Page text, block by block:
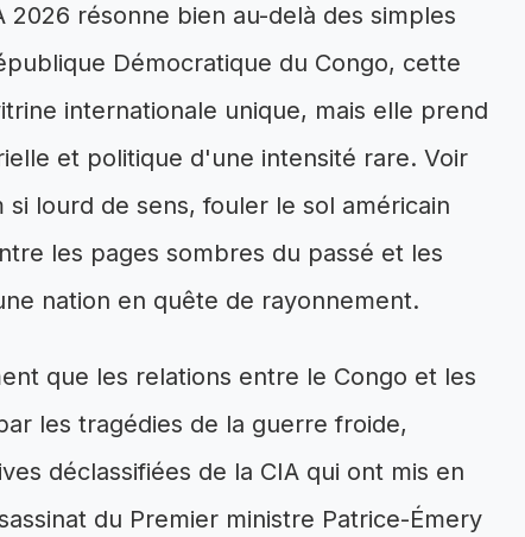
2026 résonne bien au-delà des simples
Démocratique du Congo, cette
internationale unique, mais elle prend
et politique d'une intensité rare. Voir
lourd de sens, fouler le sol américain
les pages sombres du passé et les
nation en quête de rayonnement.
que les relations entre le Congo et les
les tragédies de la guerre froide,
déclassifiées de la CIA qui ont mis en
du Premier ministre Patrice-Émery